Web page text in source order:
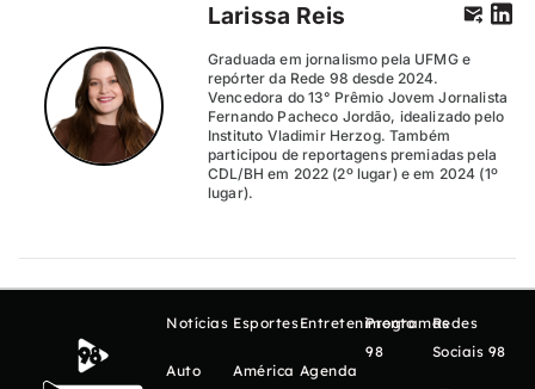
Larissa Reis
Graduada em jornalismo pela UFMG e
repórter da Rede 98 desde 2024.
Vencedora do 13° Prêmio Jovem Jornalista
Fernando Pacheco Jordão, idealizado pelo
Instituto Vladimir Herzog. Também
participou de reportagens premiadas pela
CDL/BH em 2022 (2º lugar) e em 2024 (1º
lugar).
Notícias
Auto
Esportes
América
Entretenimento
Agenda
Programas
98
Redes
Sociais 98